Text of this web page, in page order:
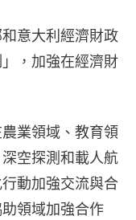
意大利經濟財政
，加強在經濟財
業領域、教育領
空探測和載人航
動加強交流與合
領域加強合作